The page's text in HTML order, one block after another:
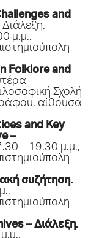
and
μ.μ.,
Folklore and
Σχολή
αίθουσα
and Key
–
– 19.30 μ.μ.,
συζήτηση.
– Διάλεξη.